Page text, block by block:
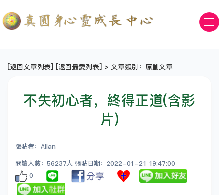
[返回文章列表] [返回最愛列表] > 文章類別：原創文章
不失初心者，終得正道(含影
片)
張貼者：Allan
閱讀人數：56237人 張貼日期：2022-01-21 19:47:00
0